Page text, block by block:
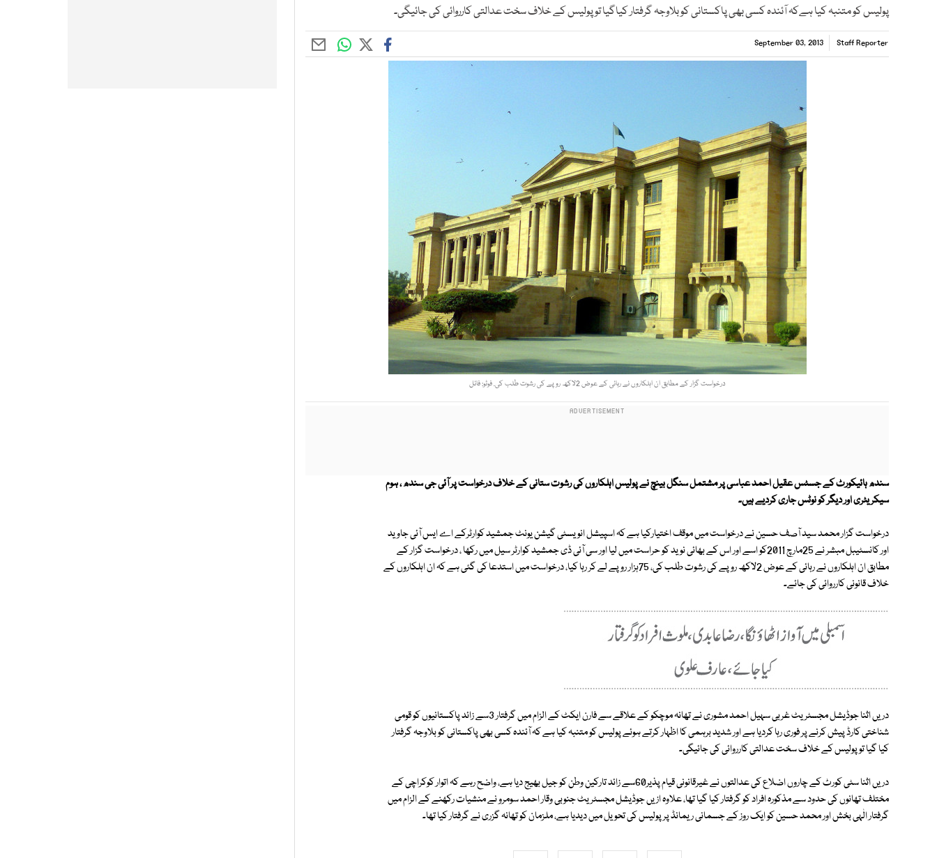
پولیس کو متنبہ کیا ہےکہ آئندہ کسی بھی پاکستانی کو بلاوجہ گرفتار کیاگیا توپولیس کے خلاف سخت عدالتی کارروائی کی جائیگی۔
Staff Reporter
September 03, 2013
درخواست گزار کے مطابق ان اہلکاروں نے رہائی کے عوض 2لاکھ روپے کی رشوت طلب کی. فوٹو: فائل
سندھ ہائیکورٹ کے جسٹس عقیل احمد عباسی پر مشتمل سنگل بینچ نے پولیس اہلکاروں کی رشوت ستانی کے خلاف درخواست پر آئی جی سندھ ، ہوم
سیکریٹری اور دیگر کو نوٹس جاری کردیے ہیں۔
درخواست گزار محمد سید آصف حسین نے درخواست میں موقف اختیارکیا ہے کہ اسپیشل انویسٹی گیشن یونٹ جمشید کوارٹرکے اے ایس آئی جاوید
اور کانسٹیبل مبشر نے 25مارچ 2011کو اسے اور اس کے بھائی نوید کو حراست میں لیا اور سی آئی ڈی جمشید کوارٹر سیل میں رکھا ، درخواست گزار کے
مطابق ان اہلکاروں نے رہائی کے عوض 2لاکھ روپے کی رشوت طلب کی، 75ہزار روپے لے کر رہا کیا، درخواست میں استدعا کی گئی ہے کہ ان اہلکاروں کے
خلاف قانونی کارروائی کی جائے۔
دریں اثنا جوڈیشل مجسٹریٹ غربی سہیل احمد مشوری نے تھانہ موچکو کے علاقے سے فارن ایکٹ کے الزام میں گرفتار 3سے زائد پاکستانیوں کو قومی
شناختی کارڈ پیش کرنے پر فوری رہا کردیا ہے اور شدید برہمی کا اظہار کرتے ہوئے پولیس کو متنبہ کیا ہے کہ آئندہ کسی بھی پاکستانی کو بلاوجہ گرفتار
کیا گیا تو پولیس کے خلاف سخت عدالتی کارروائی کی جائیگی۔
دریں اثنا سٹی کورٹ کے چاروں اضلاع کی عدالتوں نے غیرقانونی قیام پذیر60سے زائد تارکین وطن کو جیل بھیج دیا ہے، واضح رہے کہ اتوار کوکراچی کے
مختلف تھانوں کی حدود سے مذکورہ افراد کو گرفتار کیا گیا تھا، علاوہ ازیں جوڈیشل مجسٹریٹ جنوبی وقار احمد سومرو نے منشیات رکھنے کے الزام میں
گرفتار الٰہی بخش اور محمد حسین کو ایک روز کے جسمانی ریمانڈ پر پولیس کی تحویل میں دیدیا ہے، ملزمان کو تھانہ گزری نے گرفتار کیا تھا۔